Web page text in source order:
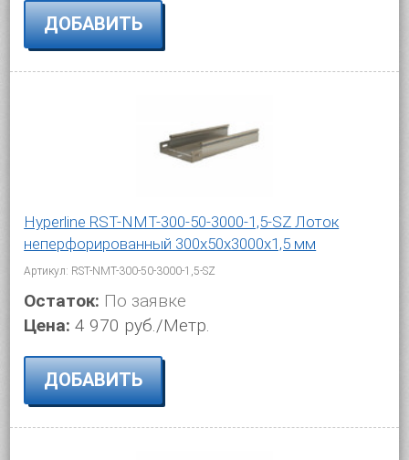
ДОБАВИТЬ
Hyperline RST-NMT-300-50-3000-1,5-SZ Лоток
неперфорированный 300x50x3000x1,5 мм
Артикул: RST-NMT-300-50-3000-1,5-SZ
Остаток: По заявке
Цена: 4 970 руб./Метр.
ДОБАВИТЬ